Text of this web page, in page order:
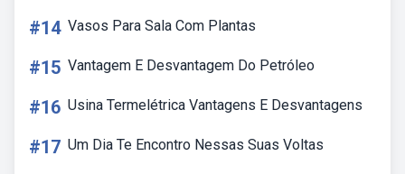
#14 Vasos Para Sala Com Plantas
#15 Vantagem E Desvantagem Do Petróleo
#16 Usina Termelétrica Vantagens E Desvantagens
#17 Um Dia Te Encontro Nessas Suas Voltas